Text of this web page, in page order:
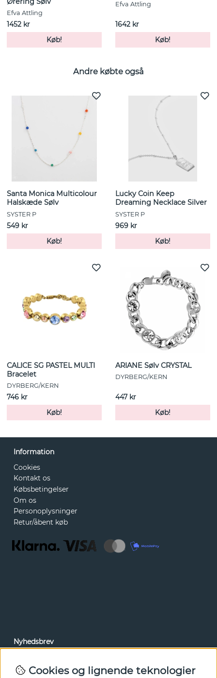
Efva Attling
1452 kr
Køb!
Efva Attling
1642 kr
Køb!
Andre købte også
Santa Monica Multicolour
Halskæde Sølv
SYSTER P
549 kr
Køb!
Lucky Coin Keep
Dreaming Necklace Silver
SYSTER P
969 kr
Køb!
CALICE SG PASTEL MULTI
Bracelet
DYRBERG/KERN
746 kr
Køb!
ARIANE Sølv CRYSTAL
DYRBERG/KERN
447 kr
Køb!
Information
Cookies
Kontakt os
Købsbetingelser
Om os
Personoplysninger
Retur/åbent køb
Nyhedsbrev
tilbud før alle andre. Tilmeld dig herunder.
Cookies og lignende teknologier